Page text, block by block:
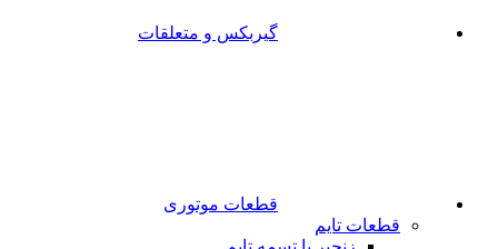
گیربکس و متعلقات
قطعات موتوری
قطعات تایم